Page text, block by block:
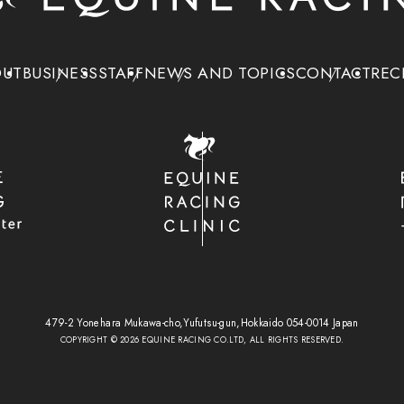
BUSINESSSTAFFNEWS AND TOPICSCONTACT
479-2 Yonehara Mukawa-cho,Yufutsu-gun,Hokkaido 054-0014 Japan
COPYRIGHT ©2026 EQUINE RACING CO.LTD, ALL RIGHTS RESERVED.